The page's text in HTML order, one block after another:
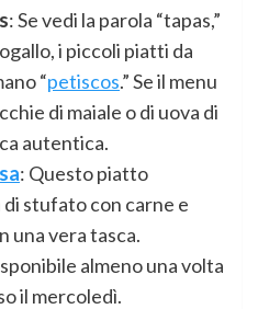
: Se vedi la parola “tapas,”
i piccoli piatti da
“petiscos.” Se il menu
di maiale o di uova di
autentica.
: Questo piatto
stufato con carne e
una vera tasca.
almeno una volta
il mercoledì.